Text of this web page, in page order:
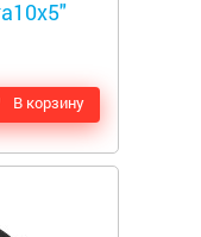
В корзину